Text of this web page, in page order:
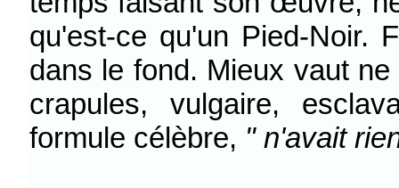
qu'est-ce qu'un Pied-Noir.
dans le fond. Mieux vaut
crapules, vulgaire,
formule célèbre, " n'avait